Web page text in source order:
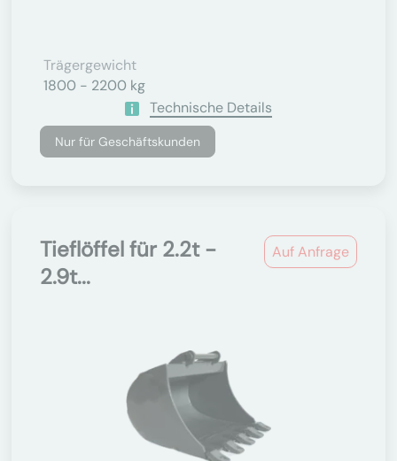
Trägergewicht
1800 - 2200 kg
Technische Details
Nur für Geschäftskunden
Auf Anfrage
Tieflöffel für 2.2t -
2.9t...